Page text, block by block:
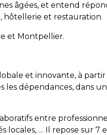
âgées, et entend
hôtellerie et restauration.
et Montpellier.
et innovante, à
dépendances, dans
entre
locales, … Il repose sur